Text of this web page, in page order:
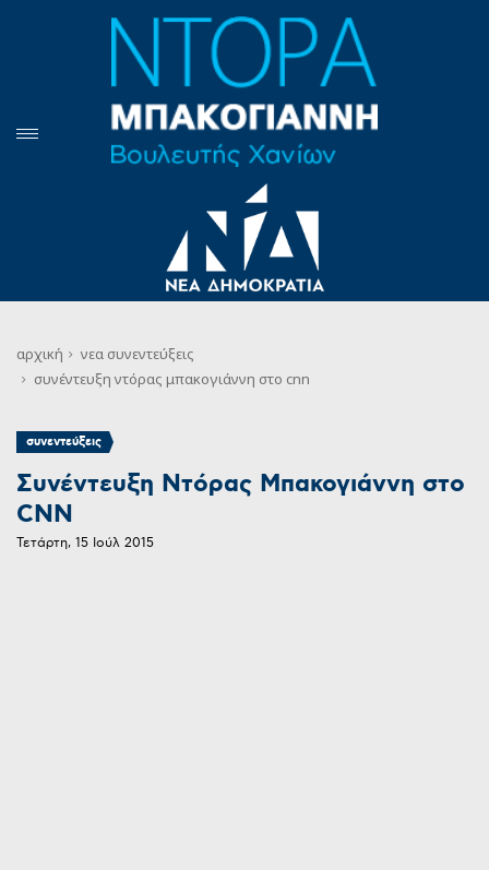
αρχική νεα συνεντεύξεις
συνέντευξη ντόρας μπακογιάννη στο cnn
συνεντεύξεις
Συνέντευξη Ντόρας Μπακογιάννη στο
CNN
Τετάρτη, 15 Ιούλ 2015